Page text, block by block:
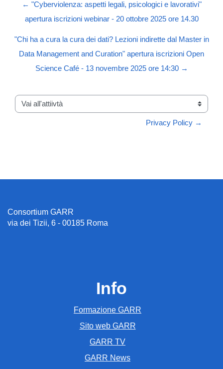
← "Cyberviolenza: aspetti legali, psicologici e lavorativi"
apertura iscrizioni webinar - 20 ottobre 2025 ore 14.30
"Chi ha a cura la cura dei dati? Lezioni indirette dal Master in
Data Management and Curation" apertura iscrizioni Open
Science Café - 13 novembre 2025 ore 14:30 →
Vai all'attiivtà
Privacy Policy →
Consortium GARR
via dei Tizii, 6 - 00185 Roma
Info
Formazione GARR
Sito web GARR
GARR TV
GARR News